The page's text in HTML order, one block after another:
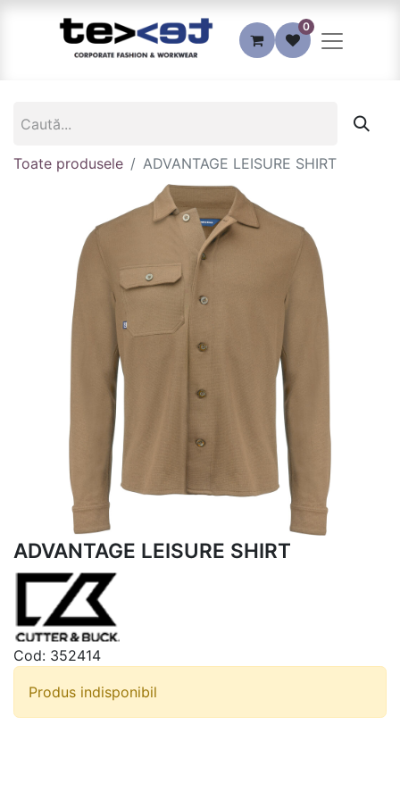
0
Toate produsele ADVANTAGE LEISURE SHIRT
ADVANTAGE LEISURE SHIRT
Cod: 352414
Produs indisponibil